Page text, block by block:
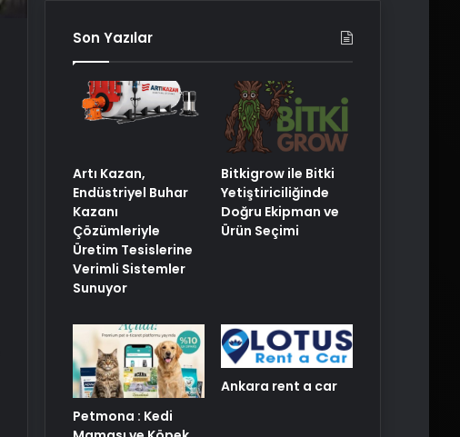
Son Yazılar
Artı Kazan,
Endüstriyel Buhar
Kazanı
Çözümleriyle
Üretim Tesislerine
Verimli Sistemler
Sunuyor
Bitkigrow ile Bitki
Yetiştiriciliğinde
Doğru Ekipman ve
Ürün Seçimi
Petmona : Kedi
Ankara rent a car